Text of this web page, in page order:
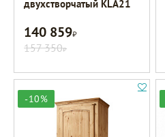
двухстворчатый KLA21
140 859Р
157 350Р
-10%